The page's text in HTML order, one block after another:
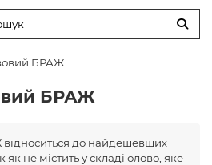
БРАЖ
БРАЖ
до найдешевших
як не містить у складі олово, яке